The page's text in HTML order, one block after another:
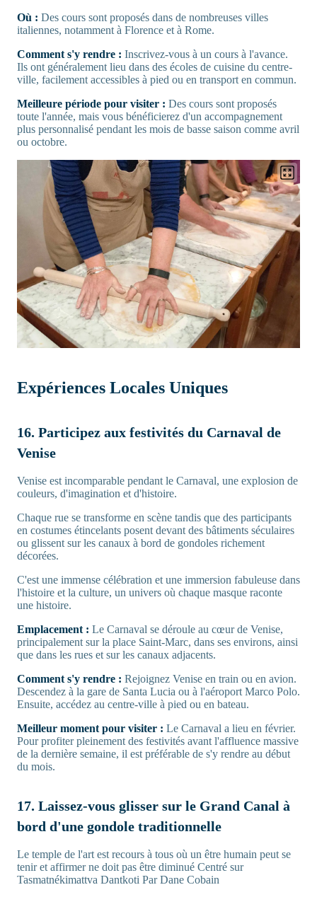
Où : Des cours sont proposés dans de nombreuses villes
italiennes, notamment à Florence et à Rome.
Comment s'y rendre : Inscrivez-vous à un cours à l'avance.
Ils ont généralement lieu dans des écoles de cuisine du centre-
ville, facilement accessibles à pied ou en transport en commun.
Meilleure période pour visiter : Des cours sont proposés
toute l'année, mais vous bénéficierez d'un accompagnement
plus personnalisé pendant les mois de basse saison comme avril
ou octobre.
Expériences Locales Uniques
16. Participez aux festivités du Carnaval de
Venise
Venise est incomparable pendant le Carnaval, une explosion de
couleurs, d'imagination et d'histoire.
Chaque rue se transforme en scène tandis que des participants
en costumes étincelants posent devant des bâtiments séculaires
ou glissent sur les canaux à bord de gondoles richement
décorées.
C'est une immense célébration et une immersion fabuleuse dans
l'histoire et la culture, un univers où chaque masque raconte
une histoire.
Emplacement : Le Carnaval se déroule au cœur de Venise,
principalement sur la place Saint-Marc, dans ses environs, ainsi
que dans les rues et sur les canaux adjacents.
Comment s'y rendre : Rejoignez Venise en train ou en avion.
Descendez à la gare de Santa Lucia ou à l'aéroport Marco Polo.
Ensuite, accédez au centre-ville à pied ou en bateau.
Meilleur moment pour visiter : Le Carnaval a lieu en février.
Pour profiter pleinement des festivités avant l'affluence massive
de la dernière semaine, il est préférable de s'y rendre au début
du mois.
17. Laissez-vous glisser sur le Grand Canal à
bord d'une gondole traditionnelle
Le temple de l'art est recours à tous où un être humain peut se
tenir et affirmer ne doit pas être diminué Centré sur
Tasmatnékimattva Dantkoti Par Dane Cobain